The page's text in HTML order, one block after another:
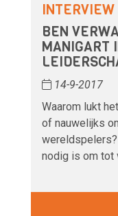
BEN
MANIGART
14-9-2017
Waarom lukt
of nauwelijks
nodig is om tot